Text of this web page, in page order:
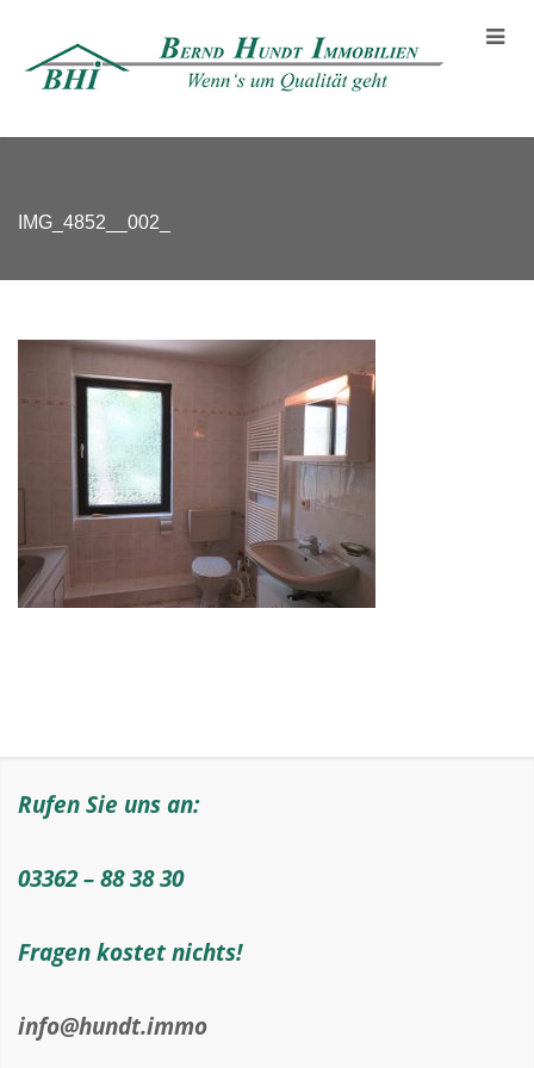
IMG_4852__002_
Rufen Sie uns an:
03362 – 88 38 30
Fragen kostet nichts!
info@hundt.immo